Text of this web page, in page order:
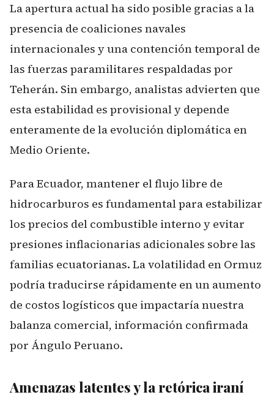
La apertura actual ha sido posible gracias a la
presencia de coaliciones navales
internacionales y una contención temporal de
las fuerzas paramilitares respaldadas por
Teherán. Sin embargo, analistas advierten que
esta estabilidad es provisional y depende
enteramente de la evolución diplomática en
Medio Oriente.
Para Ecuador, mantener el flujo libre de
hidrocarburos es fundamental para estabilizar
los precios del combustible interno y evitar
presiones inflacionarias adicionales sobre las
familias ecuatorianas. La volatilidad en Ormuz
podría traducirse rápidamente en un aumento
de costos logísticos que impactaría nuestra
balanza comercial, información confirmada
por Ángulo Peruano.
Amenazas latentes y la retórica iraní